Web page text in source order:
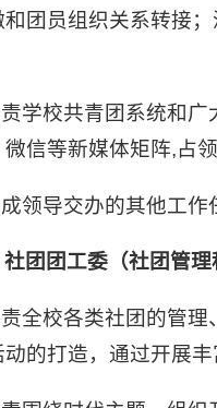
和团员组织关系转接
学校共青团系统和广
微信等新媒体矩阵,占
领导交办的其他工作
团团工委（社团管理
全校各类社团的管
的打造，通过开展